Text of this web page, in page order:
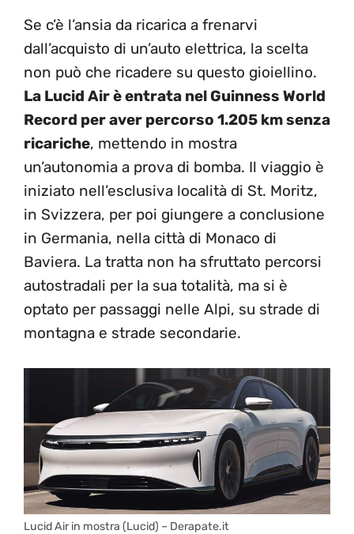
Se c’è l’ansia da ricarica a frenarvi
dall’acquisto di un’auto elettrica, la scelta
non può che ricadere su questo gioiellino.
La Lucid Air è entrata nel Guinness World
Record per aver percorso 1.205 km senza
ricariche, mettendo in mostra
un’autonomia a prova di bomba. Il viaggio è
iniziato nell’esclusiva località di St. Moritz,
in Svizzera, per poi giungere a conclusione
in Germania, nella città di Monaco di
Baviera. La tratta non ha sfruttato percorsi
autostradali per la sua totalità, ma si è
optato per passaggi nelle Alpi, su strade di
montagna e strade secondarie.
Lucid Air in mostra (Lucid) – Derapate.it